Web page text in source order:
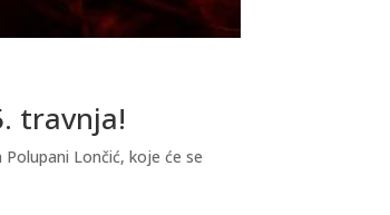
travnja!
Lončić, koje će se